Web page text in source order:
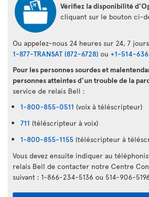
Vérifiez la disponibilité
cliquant sur le bouton ci-
Ou appelez-nous 24 heures sur 24, 7
1-877-TRANSAT (872-6728) ou +1-514-
Pour les personnes sourdes et
personnes atteintes d’un trouble de la
service de relais Bell :
1-800-855-0511 (voix à téléscripteur)
711 (téléscripteur à voix)
1-800-855-1155 (téléscripteur à
Vous devez ensuite indiquer au
relais Bell de contacter notre Centre
suivant : 1-866-234-5136 ou 514-906-